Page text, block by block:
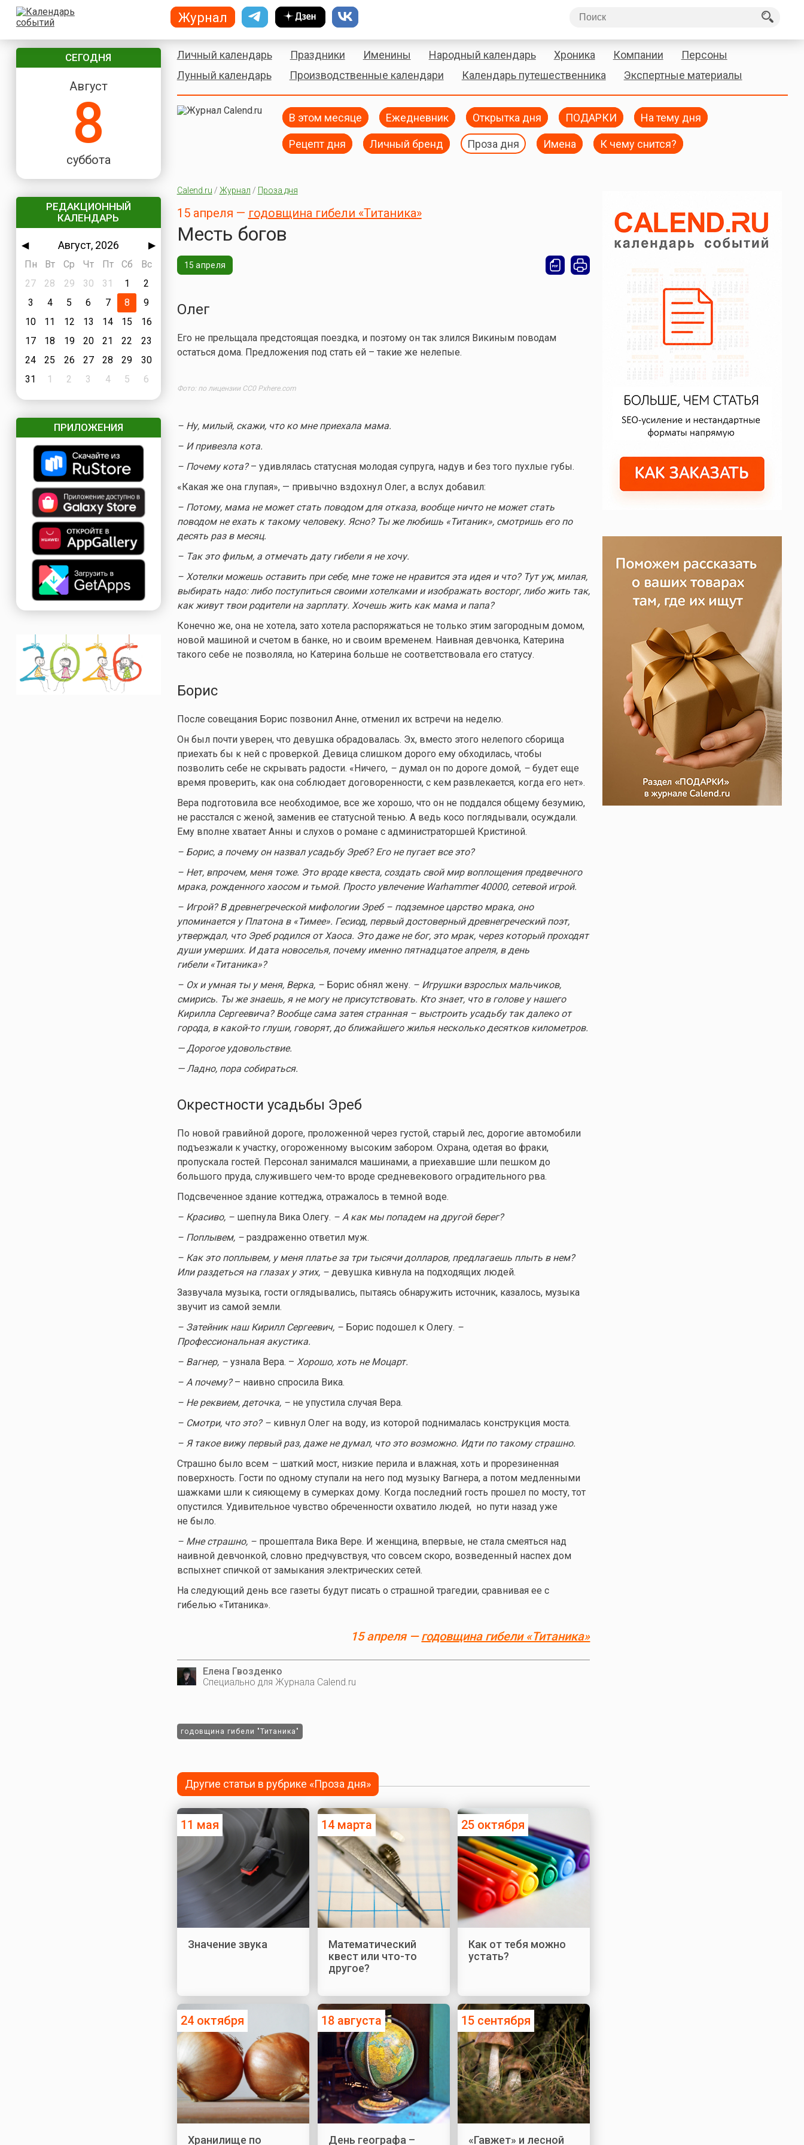
СЕГОДНЯ
Август
8
суббота
РЕДАКЦИОННЫЙ
КАЛЕНДАРЬ
◀ Август, 2026
▶
Пн
Вт Ср Чт Пт Сб
Вс
27
28 29 30 31 1
2
3
4 5 6 7 8
9
10
11 12 13 14 15
16
17
18 19 20 21 22
23
24
25 26 27 28 29
30
31
1 2 3 4 5 6
ПРИЛОЖЕНИЯ
Личный календарь Праздники Именины Народный календарь Хроника Компании
Персоны
Лунный календарь
Производственные календари Календарь путешественника Экспертные материалы
В этом месяце Ежедневник Открытка дня ПОДАРКИ На тему дня
Рецепт дня Личный бренд Проза дня Имена К чему снится?
Calend.ru / Журнал / Проза дня
15 апреля — годовщина гибели «Титаника»
Месть богов
15 апреля
Олег
Его не прельщала предстоящая поездка, и поэтому он так злился Викиным поводам
остаться дома. Предложения под стать ей – такие же нелепые.
Фото: по лицензии CC0 Pxhere.com
– Ну, милый, скажи, что ко мне приехала мама.
– И привезла кота.
– Почему кота?– удивлялась статусная молодая супруга, надув и без того пухлые губы.
«Какая же она глупая», — привычно вздохнул Олег, а вслух добавил:
– Потому, мама не может стать поводом для отказа, вообще ничто не может стать
поводом не ехать к такому человеку. Ясно? Ты же любишь «Титаник», смотришь его по
десять раз в месяц.
– Так это фильм, а отмечать дату гибели я не хочу.
– Хотелки можешь оставить при себе, мне тоже не нравится эта идея и что? Тут уж, милая,
выбирать надо: либо поступиться своими хотелками и изображать восторг, либо жить так,
как живут твои родители на зарплату. Хочешь жить как мама и папа?
Конечно же, она не хотела, зато хотела распоряжаться не только этим загородным домом,
новой машиной и счетом в банке, но и своим временем. Наивная девчонка, Катерина
такого себе не позволяла, но Катерина больше не соответствовала его статусу.
Борис
После совещания Борис позвонил Анне, отменил их встречи на неделю.
Он был почти уверен, что девушка обрадовалась. Эх, вместо этого нелепого сборища
приехать бы к ней с проверкой. Девица слишком дорого ему обходилась, чтобы
позволить себе не скрывать радости. «Ничего, –думал он по дороге домой, –будет еще
время проверить, как она соблюдает договоренности, с кем развлекается, когда его нет».
Вера подготовила все необходимое, все же хорошо, что он не поддался общему безумию,
не расстался с женой, заменив ее статусной тенью. А ведь косо поглядывали, осуждали.
Ему вполне хватает Анны и слухов о романе с администраторшей Кристиной.
– Борис, а почему он назвал усадьбу Эреб? Его не пугает все это?
– Нет, впрочем, меня тоже. Это вроде квеста, создать свой мир воплощения предвечного
мрака, рожденного хаосом и тьмой. Просто увлечение Warhammer 40000, сетевой игрой.
– Игрой? В древнегреческой мифологии Эреб – подземное царство мрака, оно
упоминается у Платона в «Тимее». Гесиод, первый достоверный древнегреческий поэт,
утверждал, что Эреб родился от Хаоса. Это даже не бог, это мрак, через который проходят
души умерших. И дата новоселья, почему именно пятнадцатое апреля, в день
гибели «Титаника»?
– Ох и умная ты у меня, Верка, –Борис обнял жену. – Игрушки взрослых мальчиков,
смирись. Ты же знаешь, я не могу не присутствовать. Кто знает, что в голове у нашего
Кирилла Сергеевича? Вообще сама затея странная – выстроить усадьбу так далеко от
города, в какой-тоглуши, говорят, до ближайшего жилья несколько десятков километров.
— Дорогое удовольствие.
— Ладно, пора собираться.
Окрестности усадьбы Эреб
По новой гравийной дороге, проложенной через густой, старый лес, дорогие автомобили
подъезжали к участку, огороженному высоким забором. Охрана, одетая во фраки,
пропускала гостей. Персонал занимался машинами, а приехавшие шли пешком до
большого пруда, служившего чем-то вроде средневекового оградительного рва.
Подсвеченное здание коттеджа, отражалось в темной воде.
– Красиво, –шепнула Вика Олегу. – А как мы попадем на другой берег?
– Поплывем, –раздраженно ответил муж.
– Как это поплывем, у меня платье за три тысячи долларов, предлагаешь плыть в нем?
Или раздеться на глазах у этих, –девушка кивнула на подходящих людей.
Зазвучала музыка, гости оглядывались, пытаясь обнаружить источник, казалось, музыка
звучит из самой земли.
– Затейник наш Кирилл Сергеевич, –Борис подошел к Олегу. –
Профессиональная акустика.
– Вагнер, –узнала Вера. – Хорошо, хоть не Моцарт.
– А почему?– наивно спросила Вика.
– Не реквием, деточка, –не упустила случая Вера.
– Смотри, что это? –кивнул Олег на воду, из которой поднималась конструкция моста.
– Я такое вижу первый раз, даже не думал, что это возможно. Идти по такому страшно.
Страшно было всем –шаткий мост, низкие перила и влажная, хоть и прорезиненная
поверхность. Гости по одному ступали на него под музыку Вагнера, а потом медленными
шажками шли к сияющему в сумерках дому. Когда последний гость прошел по мосту, тот
опустился. Удивительное чувство обреченности охватило людей, но пути назад уже
не было.
– Мне страшно, –прошептала Вика Вере. И женщина, впервые, не стала смеяться над
наивной девчонкой, словно предчувствуя, что совсем скоро, возведенный наспех дом
вспыхнет спичкой от замыкания электрических сетей.
На следующий день все газеты будут писать о страшной трагедии, сравнивая ее с
гибелью «Титаника».
15 апреля —годовщина гибели «Титаника»
Елена Гвозденко
Специально для Журнала Calend.ru
годовщина гибели "Титаника"
Другие статьи в рубрике «Проза дня»
11 мая
Значение звука
14 марта
Математический
квест или что-то
другое?
25 октября
Как от тебя можно
устать?
24 октября
Хранилище по
18 августа
День географа –
15 сентября
«Гавжет» и лесной
Журнал